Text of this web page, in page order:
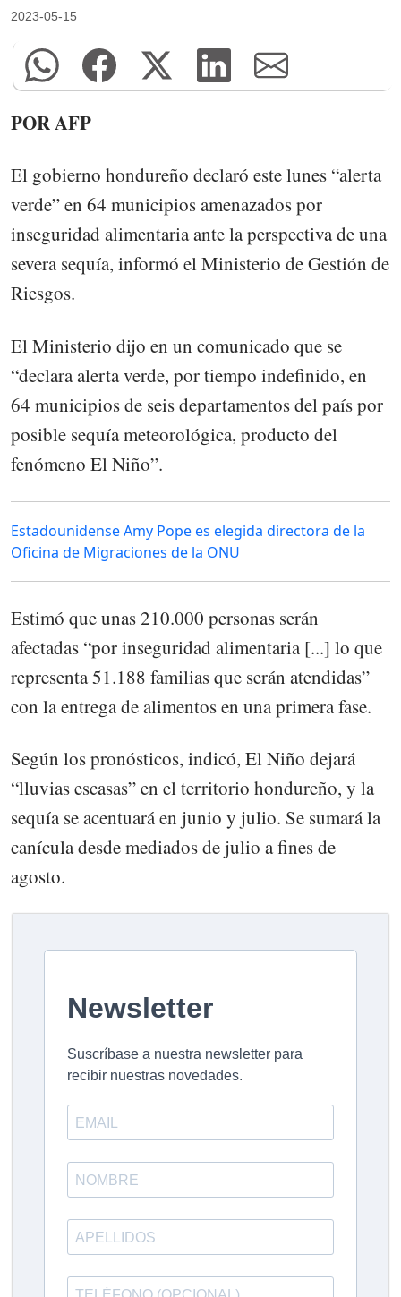
2023-05-15
POR AFP
El gobierno hondureño declaró este lunes “alerta
verde” en 64 municipios amenazados por
inseguridad alimentaria ante la perspectiva de una
severa sequía, informó el Ministerio de Gestión de
Riesgos.
El Ministerio dijo en un comunicado que se
“declara alerta verde, por tiempo indefinido, en
64 municipios de seis departamentos del país por
posible sequía meteorológica, producto del
fenómeno El Niño”.
Estadounidense Amy Pope es elegida directora de la
Oficina de Migraciones de la ONU
Estimó que unas 210.000 personas serán
afectadas “por inseguridad alimentaria [...] lo que
representa 51.188 familias que serán atendidas”
con la entrega de alimentos en una primera fase.
Según los pronósticos, indicó, El Niño dejará
“lluvias escasas” en el territorio hondureño, y la
sequía se acentuará en junio y julio. Se sumará la
canícula desde mediados de julio a fines de
agosto.